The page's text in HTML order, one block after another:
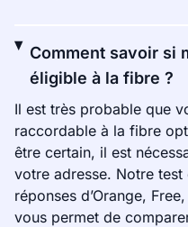
Comment savoir si
éligible à la fibre ?
Il est très probable que
raccordable à la fibre
être certain, il est
votre adresse. Notre test
réponses d’Orange,
vous permet de